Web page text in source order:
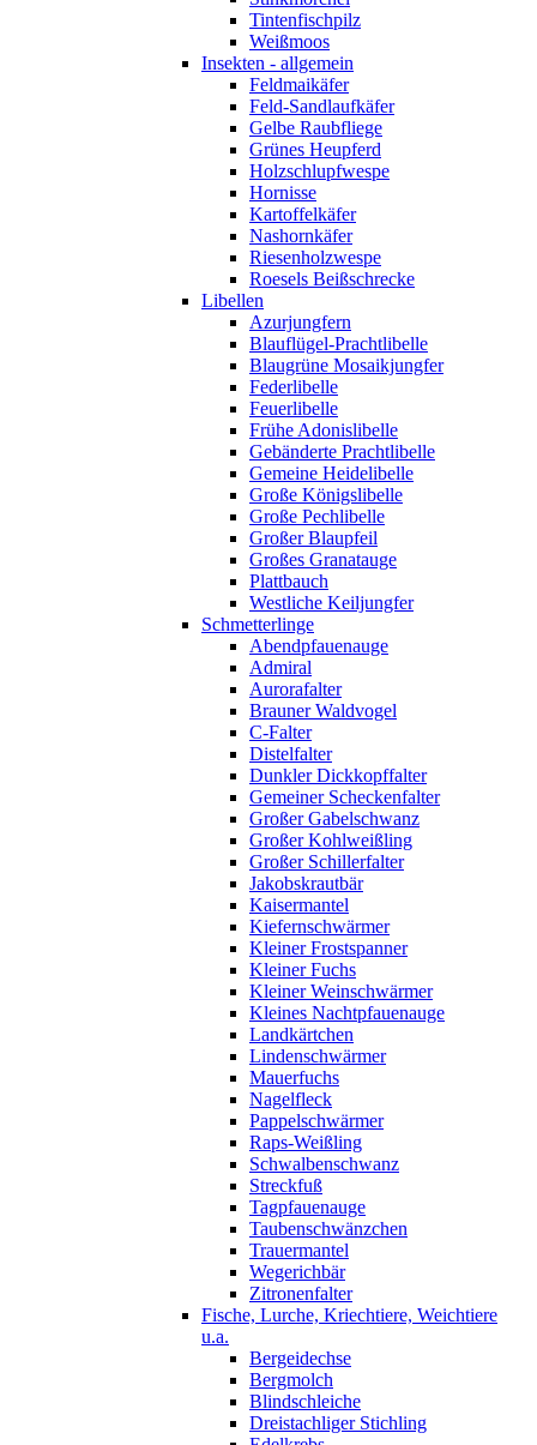
Tintenfischpilz
Weißmoos
Insekten - allgemein
Feldmaikäfer
Feld-Sandlaufkäfer
Gelbe Raubfliege
Grünes Heupferd
Holzschlupfwespe
Hornisse
Kartoffelkäfer
Nashornkäfer
Riesenholzwespe
Roesels Beißschrecke
Libellen
Azurjungfern
Blauflügel-Prachtlibelle
Blaugrüne Mosaikjungfer
Federlibelle
Feuerlibelle
Frühe Adonislibelle
Gebänderte Prachtlibelle
Gemeine Heidelibelle
Große Königslibelle
Große Pechlibelle
Großer Blaupfeil
Großes Granatauge
Plattbauch
Westliche Keiljungfer
Schmetterlinge
Abendpfauenauge
Admiral
Aurorafalter
Brauner Waldvogel
C-Falter
Distelfalter
Dunkler Dickkopffalter
Gemeiner Scheckenfalter
Großer Gabelschwanz
Großer Kohlweißling
Großer Schillerfalter
Jakobskrautbär
Kaisermantel
Kiefernschwärmer
Kleiner Frostspanner
Kleiner Fuchs
Kleiner Weinschwärmer
Kleines Nachtpfauenauge
Landkärtchen
Lindenschwärmer
Mauerfuchs
Nagelfleck
Pappelschwärmer
Raps-Weißling
Schwalbenschwanz
Streckfuß
Tagpfauenauge
Taubenschwänzchen
Trauermantel
Wegerichbär
Zitronenfalter
Fische, Lurche, Kriechtiere, Weichtiere
u.a.
Bergeidechse
Bergmolch
Blindschleiche
Dreistachliger Stichling